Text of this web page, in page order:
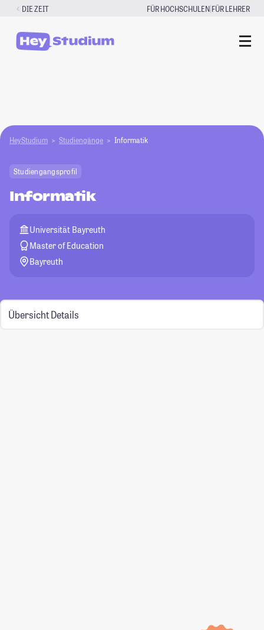
Zum
springen
DIE ZEIT FÜR HOCHSCHULEN|FÜR LEHRER
HeyStudium Studiengänge Informatik
Studiengangsprofil
Informatik
Universität Bayreuth
Master of Education
Bayreuth
Übersicht Details